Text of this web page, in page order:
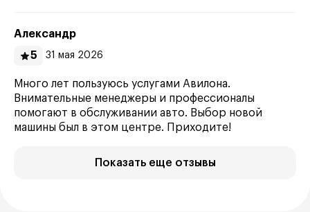
Александр
5
31 мая 2026
Много лет пользуюсь услугами Авилона.
Внимательные менеджеры и профессионалы
помогают в обслуживании авто. Выбор новой
машины был в этом центре. Приходите!
Показать еще отзывы